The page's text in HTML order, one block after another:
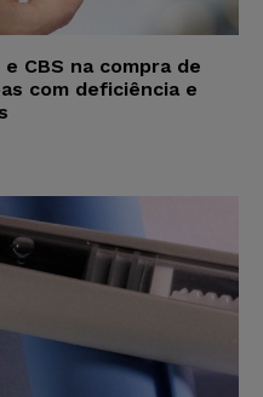
CBS na compra de
com deficiência e